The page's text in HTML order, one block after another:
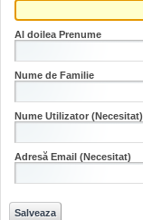
Al doilea Prenume
Nume de Familie
Nume Utilizator (Necesitat)
Adresă Email (Necesitat)